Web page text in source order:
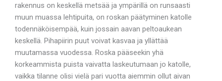
rakennus on keskellä metsää ja ympärillä on runsaasti
muun muassa lehtipuita, on roskan päätyminen katolle
todennäköisempää, kuin jossain aavan peltoaukean
keskellä. Pihapiirin puut voivat kasvaa ja yllättää
muutamassa vuodessa. Roska pääseekin yhä
korkeammista puista vaivatta laskeutumaan jo katolle,
vaikka tilanne olisi vielä pari vuotta aiemmin ollut aivan